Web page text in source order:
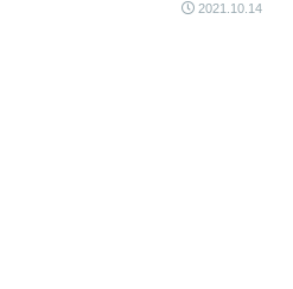
2021.10.14